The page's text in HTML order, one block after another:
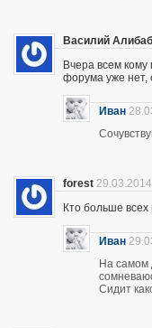
Василий
Вчера всем кому
форума уже нет,
Иван
forest
Кто больше всех
Иван
На самом
Сидит